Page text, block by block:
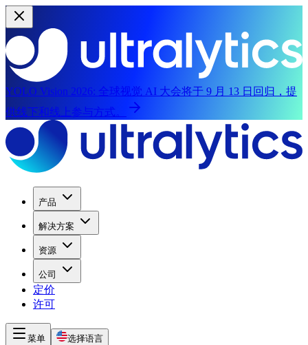
YOLO Vision 2026: 全球视觉 AI 大会将于 9 月 13 日回归，提
供线下和线上参与方式。
产品
解决方案
资源
公司
定价
许可
菜单 选择语言